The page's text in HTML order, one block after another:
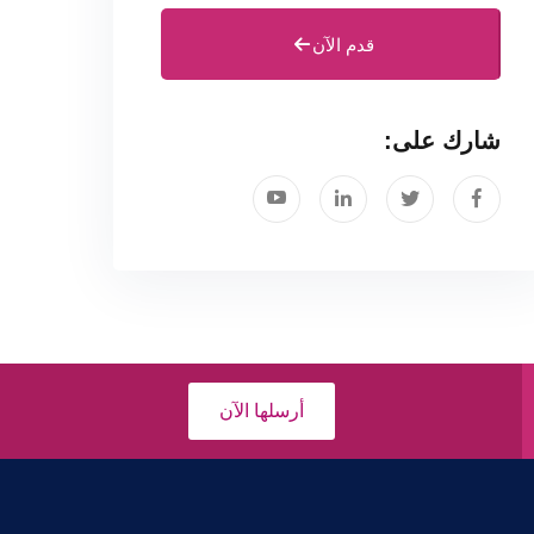
قدم الآن
شارك على:
أرسلها الآن